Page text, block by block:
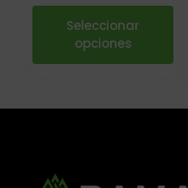
Seleccionar
opciones